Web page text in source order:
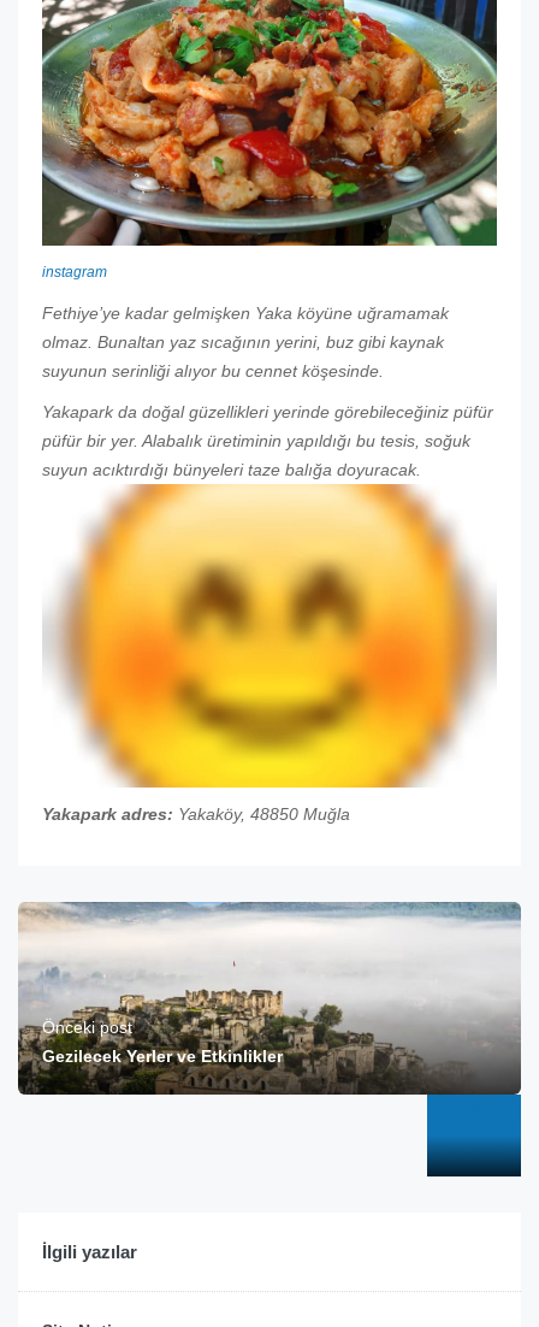
instagram
Fethiye’ye kadar gelmişken Yaka köyüne uğramamak
olmaz. Bunaltan yaz sıcağının yerini, buz gibi kaynak
suyunun serinliği alıyor bu cennet köşesinde.
Yakapark da doğal güzellikleri yerinde görebileceğiniz püfür
püfür bir yer. Alabalık üretiminin yapıldığı bu tesis, soğuk
suyun acıktırdığı bünyeleri taze balığa doyuracak.
Yakapark adres: Yakaköy, 48850 Muğla
Önceki post
Gezilecek Yerler ve Etkinlikler​
Site Notice
İlgili yazılar